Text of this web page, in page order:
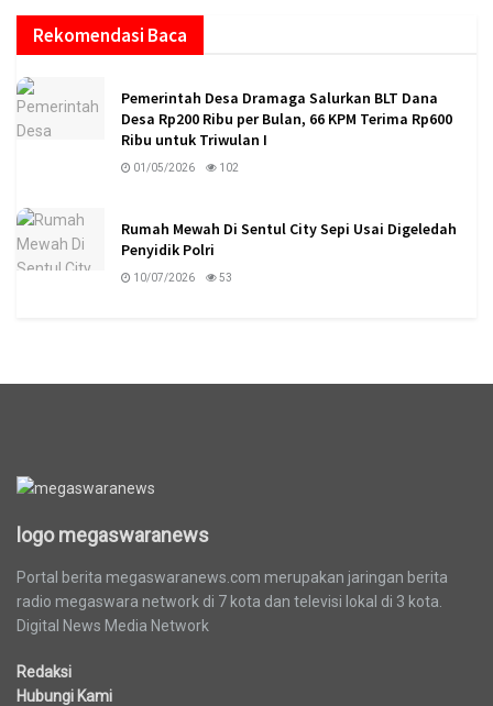
Rekomendasi Baca
Pemerintah Desa Dramaga Salurkan BLT Dana
Desa Rp200 Ribu per Bulan, 66 KPM Terima Rp600
Ribu untuk Triwulan I
01/05/2026 102
Rumah Mewah Di Sentul City Sepi Usai Digeledah
Penyidik Polri
10/07/2026 53
logo megaswaranews
Portal berita megaswaranews.com merupakan jaringan berita
radio megaswara network di 7 kota dan televisi lokal di 3 kota.
Digital News Media Network
Redaksi
Hubungi Kami